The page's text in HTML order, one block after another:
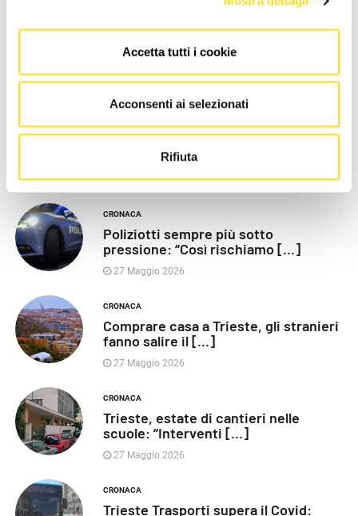
Accetta tutti i cookie
Acconsenti ai selezionati
Rifiuta
LE PIÙ RECENTI
Razza (Lega): “Piazza Libertà va
chiusa”, Vaccarezza [...]
27 Maggio 2026
CRONACA
Poliziotti sempre più sotto
pressione: “Così rischiamo [...]
27 Maggio 2026
CRONACA
Comprare casa a Trieste, gli stranieri
fanno salire il [...]
27 Maggio 2026
CRONACA
Trieste, estate di cantieri nelle
scuole: “Interventi [...]
27 Maggio 2026
CRONACA
Trieste Trasporti supera il Covid: